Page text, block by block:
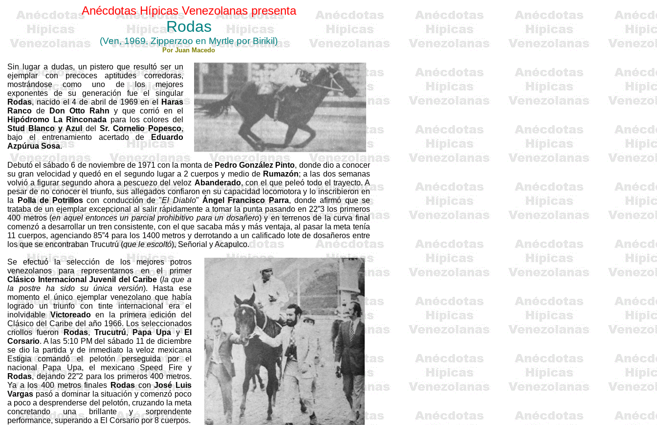
Anécdotas Hípicas Venezolanas presenta
Rodas
(Ven, 1969, Zipperzoo en Myrtle por Birikil)
Por Juan Macedo
Sin lugar a dudas, un pistero que resultó ser un
ejemplar con precoces aptitudes corredoras,
mostrándose como uno de los mejores
exponentes de su generación fue el singular
Rodas, nacido el 4 de abril de 1969 en elHaras
Ranco de Don Otto Rahn y que corrió en el
Hipódromo
La Rinconada para los colores del
Stud Blanco y Azuldel Sr. CornelioPopesco,
bajo el entrenamiento acertado de Eduardo
Azpúrua Sosa.
Debutó el sábado 6 de noviembre de 1971 con la monta de Pedro González Pinto, donde dio a conocer
su gran velocidad y quedó en el segundo lugar a 2 cuerpos y medio de Rumazón; a las dos semanas
volvió a figurar segundo ahora a pescuezo del veloz Abanderado, con el que peleó todo el trayecto. A
pesar de no conocer el triunfo, sus allegados confiaron en su capacidadlocomotora y lo inscribieron en
la
Polla de Potrillos con conducción de "El Diablo" Ángel Francisco Parra, donde afirmó que se
trataba de un ejemplar excepcional al salir rápidamente a tomar la punta pasando en 22”3 los primeros
400 metros(en aquel entonces un parcial prohibitivo para un dosañero) y en terrenos de la curva final
comenzó a desarrollar un tren consistente, con el que sacaba más y más ventaja, al pasar la meta tenía
11 cuerpos, agenciando 85”4 para los 1400 metros y derrotando a un calificado lote de dosañeros entre
los que se encontrabanTrucutrú(que le escoltó), Señorial y Acapulco.
Se efectuó la selección de los mejores potros
venezolanos para representarnos en el primer
Clásico Internacional Juvenil del Caribe (la que a
la postre ha sido su única versión). Hasta ese
momento el único ejemplar venezolano que había
logrado un triunfo con tinte internacional era el
inolvidableVictoreadoen la primera edición del
Clásico del Caribe del año 1966. Los seleccionados
criollos fueronRodas, Trucutrú,Papa UpayEl
Corsario. A las 5:10 PM del sábado 11 de diciembre
se dio la partida y de inmediato la veloz mexicana
Estigia comandó el pelotón perseguida por el
nacional Papa Upa, el mexicanoSpeed Firey
Rodas, dejando 22”2 para los primeros400 metros.
Ya a los400 metrosfinalesRodasconJosé Luis
Vargas pasó a dominar la situación y comenzó poco
a poco a desprenderse del pelotón, cruzando la meta
concretando una brillante y sorprendente
performance, superando a El Corsario por 8 cuerpos.